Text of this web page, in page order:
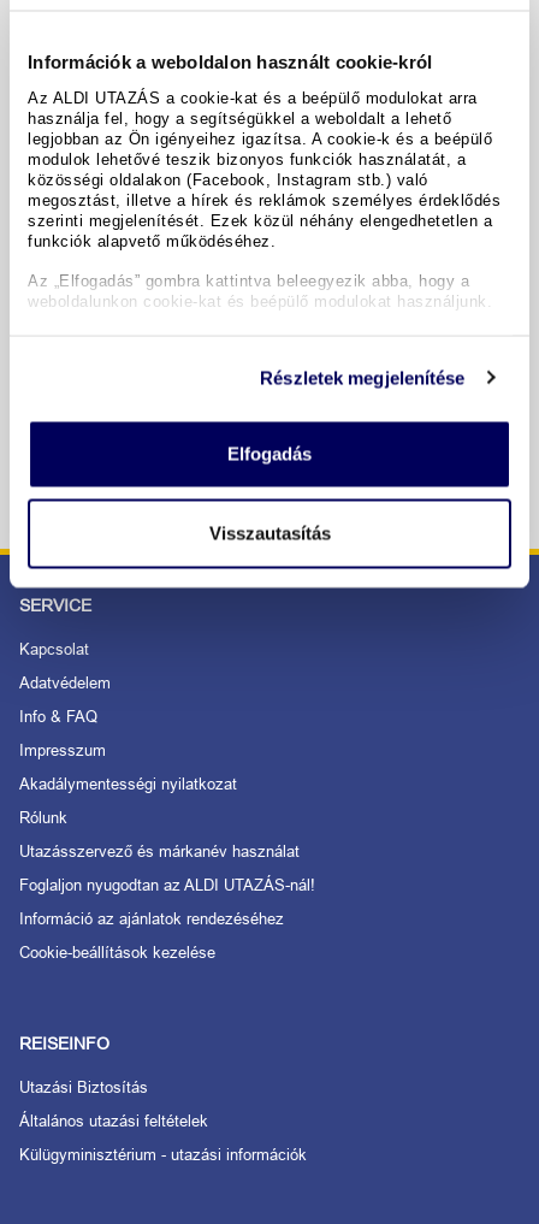
Információk a weboldalon használt cookie-król
Az ALDI UTAZÁS a cookie-kat és a beépülő modulokat arra
használja fel, hogy a segítségükkel a weboldalt a lehető
legjobban az Ön igényeihez igazítsa. A cookie-k és a beépülő
modulok lehetővé teszik bizonyos funkciók használatát, a
közösségi oldalakon (Facebook, Instagram stb.) való
megosztást, illetve a hírek és reklámok személyes érdeklődés
szerinti megjelenítését. Ezek közül néhány elengedhetetlen a
funkciók alapvető működéséhez.
Az „Elfogadás” gombra kattintva beleegyezik abba, hogy a
weboldalunkon cookie-kat és beépülő modulokat használjunk.
Részletek megjelenítése
Elfogadás
Visszautasítás
Ausstattung & Fakten
Hoteldetails
Termine & Preise
Copyright GIATA 2004 - 2026. Multilingual, powered by
SERVICE
Kapcsolat
Adatvédelem
Info & FAQ
Impresszum
Akadálymentességi nyilatkozat
Rólunk
Utazásszervező és márkanév használat
Foglaljon nyugodtan az ALDI UTAZÁS-nál!
Információ az ajánlatok rendezéséhez
Cookie-beállítások kezelése
REISEINFO
Utazási Biztosítás
Általános utazási feltételek
Külügyminisztérium - utazási információk